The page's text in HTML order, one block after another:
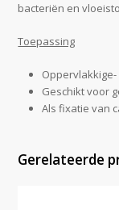
bacteriën en
Toepassing
Geschikt voor
Als fixatie van
Gerelateerde